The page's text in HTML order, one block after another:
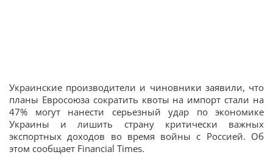
Украинские производители и чиновники заявили, что
планы Евросоюза сократить квоты на импорт стали на
47% могут нанести серьезный удар по экономике
Украины и лишить страну критически важных
экспортных доходов во время войны с Россией. Об
этом сообщает Financial Times.